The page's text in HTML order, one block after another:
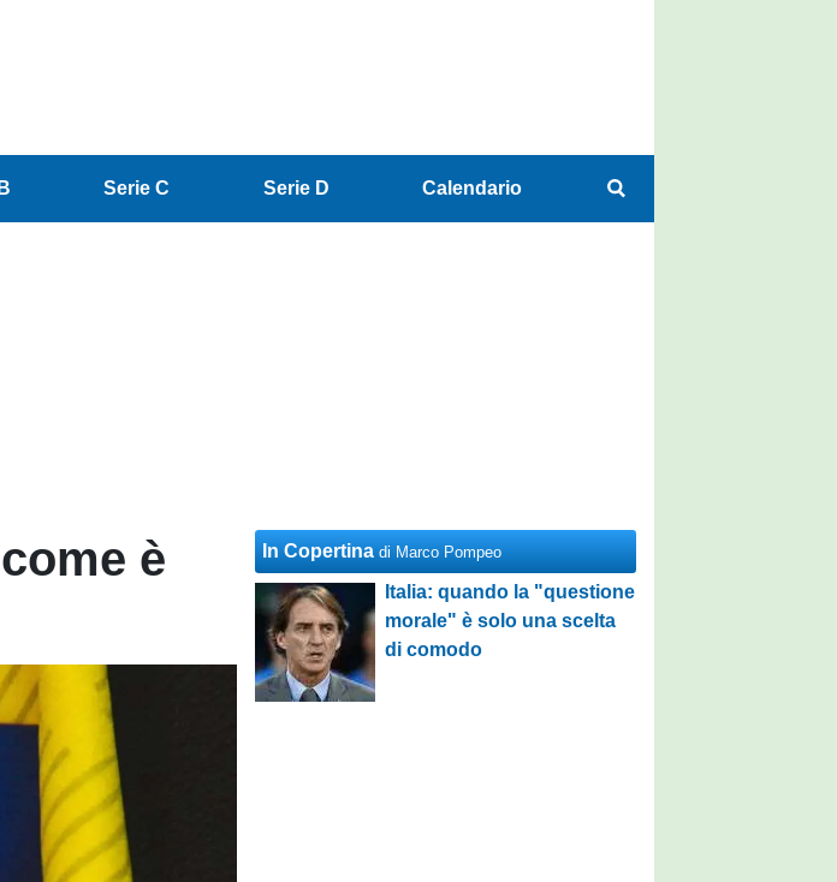
Serie C Serie D Calendario
è
In Copertina di Marco Pompeo
Italia: quando la "questione
morale" è solo una scelta
di comodo